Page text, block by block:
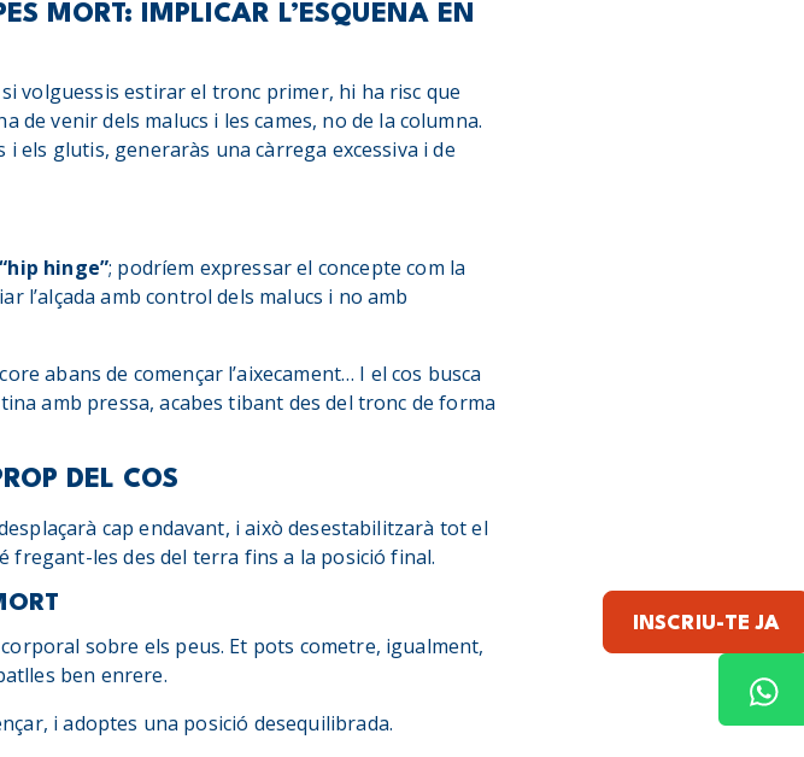
INSCRIU-TE JA
MORT: IMPLICAR L’ESQUENA EN
volguessis estirar el tronc primer, hi ha risc que
de venir dels malucs i les cames, no de la columna.
i els glutis, generaràs una càrrega excessiva i de
hinge”; podríem expressar el concepte com la
l’alçada amb control dels malucs i no amb
abans de començar l’aixecament… I el cos busca
amb pressa, acabes tibant des del tronc de forma
DEL COS
cap endavant, i això desestabilitzarà tot el
fregant-les des del terra fins a la posició final.
sobre els peus. Et pots cometre, igualment,
ben enrere.
i adoptes una posició desequilibrada.